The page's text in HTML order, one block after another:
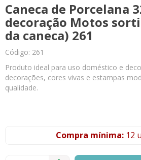
Caneca de Porcelana
decoração Motos
da caneca) 261
Código: 261
Produto ideal para uso doméstico e
decorações, cores vivas e estampas
qualidade.
Compra mínima: 12